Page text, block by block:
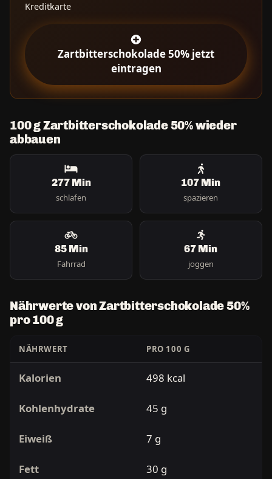
Kreditkarte
Zartbitterschokolade 50% jetzt
eintragen
100 g Zartbitterschokolade 50% wieder
abbauen
277 Min
schlafen
107 Min
spazieren
85 Min
Fahrrad
67 Min
joggen
Nährwerte von Zartbitterschokolade 50%
pro 100 g
NÄHRWERT PRO 100 G
Kalorien 498 kcal
Kohlenhydrate 45 g
Eiweiß 7 g
Fett 30 g